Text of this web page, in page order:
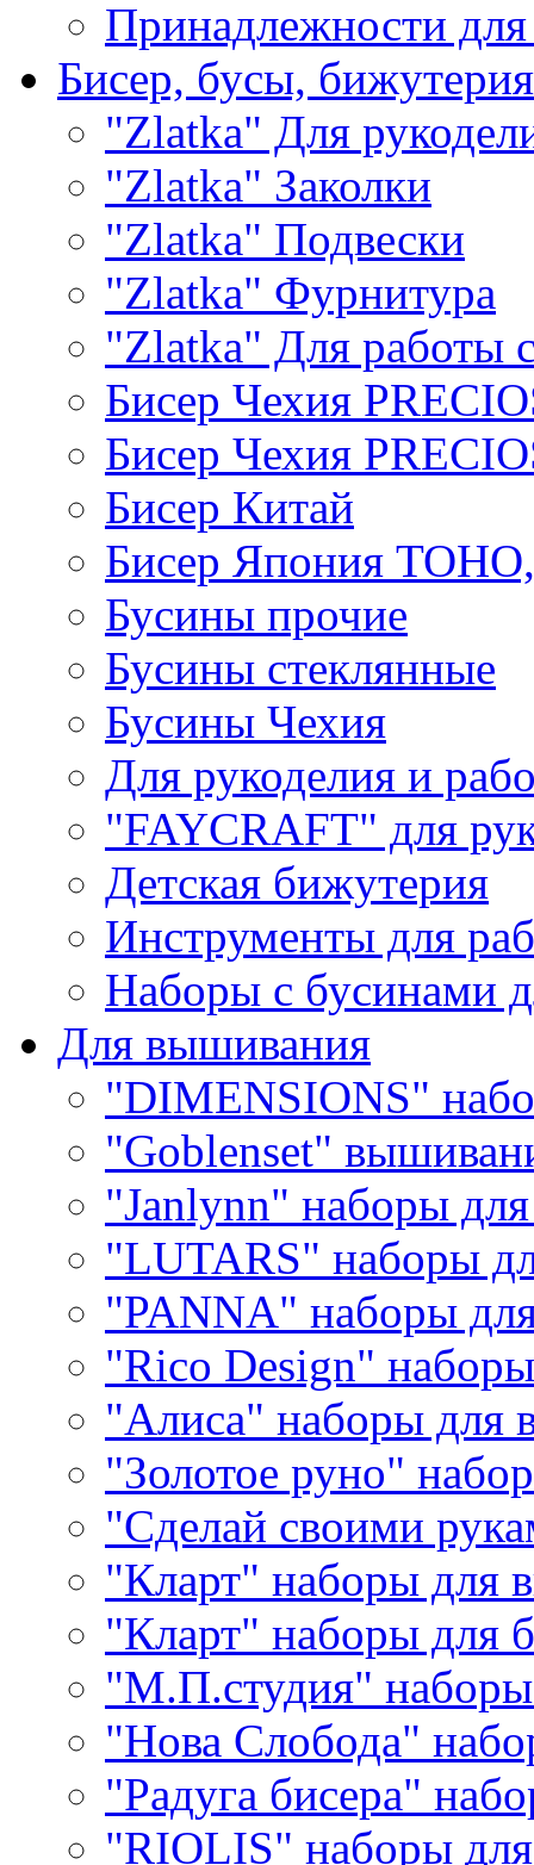
Принадлежности
Бисер, бусы, бижутерия
"Zlatka" Для
"Zlatka" Заколки
"Zlatka" Подвески
"Zlatka" Фурнитура
"Zlatka" Для работы
Бисер Чехия
Бисер Чехия
Бисер Китай
Бисер Япония
Бусины прочие
Бусины стеклянные
Бусины Чехия
Для рукоделия и
"FAYCRAFT" для
Детская бижутерия
Инструменты для
Наборы с бусинами
Для вышивания
"DIMENSIONS"
"Goblenset"
"Janlynn" наборы
"LUTARS" наборы
"PANNA" наборы
"Rico Design"
"Алиса" наборы для
"Золотое руно"
"Сделай своими
"Кларт" наборы для
"Кларт" наборы для
"М.П.студия"
"Нова Слобода"
"Радуга бисера"
"RIOLIS" наборы